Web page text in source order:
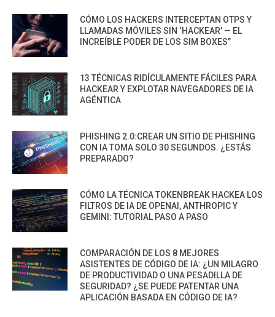
CÓMO LOS HACKERS INTERCEPTAN OTPS Y
LLAMADAS MÓVILES SIN ‘HACKEAR’ — EL
INCREÍBLE PODER DE LOS SIM BOXES”
13 TÉCNICAS RIDÍCULAMENTE FÁCILES PARA
HACKEAR Y EXPLOTAR NAVEGADORES DE IA
AGÉNTICA
PHISHING 2.0:CREAR UN SITIO DE PHISHING
CON IA TOMA SOLO 30 SEGUNDOS. ¿ESTÁS
PREPARADO?
CÓMO LA TÉCNICA TOKENBREAK HACKEA LOS
FILTROS DE IA DE OPENAI, ANTHROPIC Y
GEMINI: TUTORIAL PASO A PASO
COMPARACIÓN DE LOS 8 MEJORES
ASISTENTES DE CÓDIGO DE IA: ¿UN MILAGRO
DE PRODUCTIVIDAD O UNA PESADILLA DE
SEGURIDAD? ¿SE PUEDE PATENTAR UNA
APLICACIÓN BASADA EN CÓDIGO DE IA?